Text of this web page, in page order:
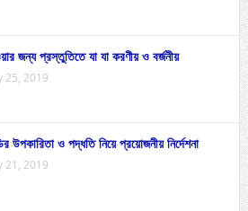
জন্য প্রস্তুতিতে যা যা করণীয় ও বর্জনীয়
25, 2019
উপকারিতা ও পদ্ধতি নিয়ে প্রয়োজনীয় নির্দেশনা
21, 2019